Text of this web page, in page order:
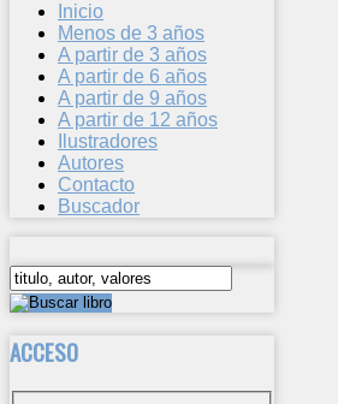
Inicio
Menos de 3 años
A partir de 3 años
A partir de 6 años
A partir de 9 años
A partir de 12 años
Ilustradores
Autores
Contacto
Buscador
ACCESO